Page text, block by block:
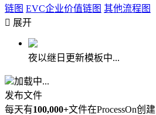
链图 EVC企业价值链图 其他流程图
 展开
夜以继日更新模板中...
加载中...
发布文件
每天有100,000+文件在ProcessOn创建